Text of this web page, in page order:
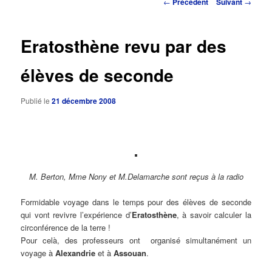
Eratosthène revu par des
élèves de seconde
Publié le21 décembre 2008
M. Berton, Mme Nony et M.Delamarche sont reçus à la radio
Formidable voyage dans le temps pour des élèves de seconde
qui vont revivre l’expérience d’Eratosthène, à savoir calculer la
circonférence de la terre !
Pour celà, des professeurs ont organisé simultanément un
voyage àAlexandrie et àAssouan.